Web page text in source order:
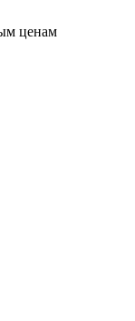
ценам